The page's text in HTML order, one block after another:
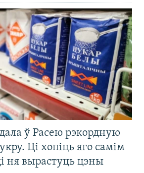
ў Расею рэкордную
Ці хопіць яго самім
ня вырастуць цэны